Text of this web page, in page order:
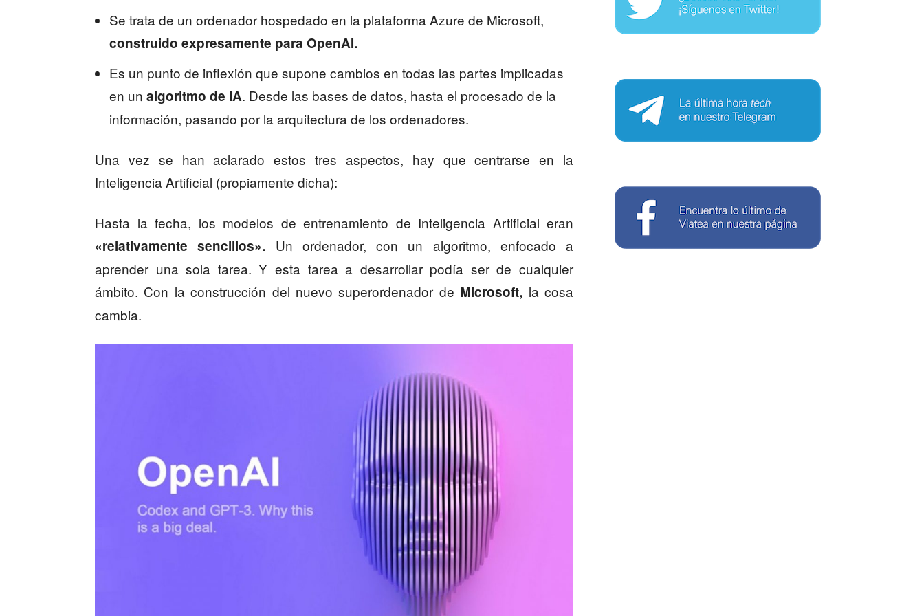
Se trata de un ordenador hospedado en la plataforma Azure de Microsoft,
construido expresamente para OpenAI.
Es un punto de inflexión que supone cambios en todas las partes implicadas
en un algoritmo de IA. Desde las bases de datos, hasta el procesado de la
información, pasando por la arquitectura de los ordenadores.
Una vez se han aclarado estos tres aspectos, hay que centrarse en la
Inteligencia Artificial (propiamente dicha):
Hasta la fecha, los modelos de entrenamiento de Inteligencia Artificial eran
«relativamente sencillos». Un ordenador, con un algoritmo, enfocado a
aprender una sola tarea. Y esta tarea a desarrollar podía ser de cualquier
ámbito. Con la construcción del nuevo superordenador de Microsoft, la cosa
cambia.